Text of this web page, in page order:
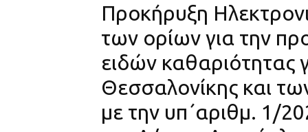
Προκήρυξη
των ορίων για την
ειδών καθαριότητας
Θεσσαλονίκης και
με την υπ΄αριθμ. 1/